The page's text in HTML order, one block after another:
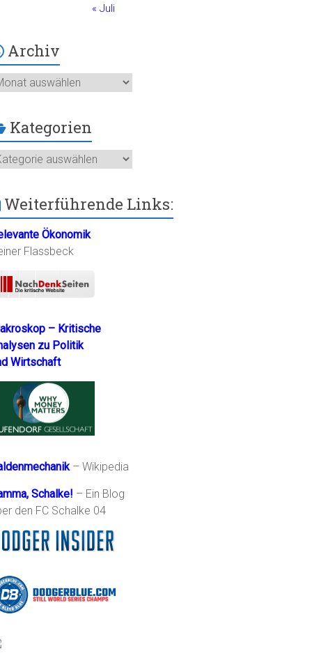
« Juli
Archiv
Kategorien
Weiterführende Links:
Ökonomik
Flassbeck
– Kritische
zu Politik
Wirtschaft
– Wikipedia
Schalke! – Ein Blog
den FC Schalke 04